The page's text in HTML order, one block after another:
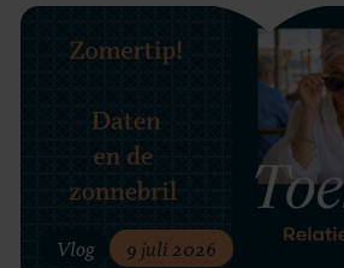
Vlog 9 juli 2026